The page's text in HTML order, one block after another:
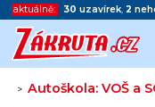
aktuálně: 30 uzavírek, 2
>Autoškola: VOŠ a